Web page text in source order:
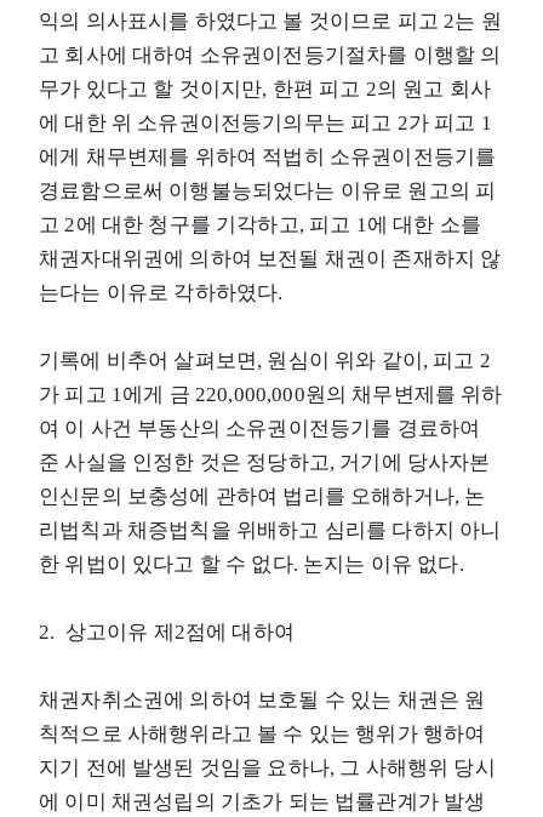
익의 의사표시를 하였다고 볼 것이므로 피고 2는 원
고 회사에 대하여 소유권이전등기절차를 이행할 의
무가 있다고 할 것이지만, 한편 피고 2의 원고 회사
에 대한 위 소유권이전등기의무는 피고 2가 피고 1
에게 채무변제를 위하여 적법히 소유권이전등기를
경료함으로써 이행불능되었다는 이유로 원고의 피
고 2에 대한 청구를 기각하고, 피고 1에 대한 소를
채권자대위권에 의하여 보전될 채권이 존재하지 않
는다는 이유로 각하하였다.
기록에 비추어 살펴보면, 원심이 위와 같이, 피고 2
가 피고 1에게 금 220,000,000원의 채무변제를 위하
여 이 사건 부동산의 소유권이전등기를 경료하여
준 사실을 인정한 것은 정당하고, 거기에 당사자본
인신문의 보충성에 관하여 법리를 오해하거나, 논
리법칙과 채증법칙을 위배하고 심리를 다하지 아니
한 위법이 있다고 할 수 없다. 논지는 이유 없다.
2. 상고이유 제2점에 대하여
채권자취소권에 의하여 보호될 수 있는 채권은 원
칙적으로 사해행위라고 볼 수 있는 행위가 행하여
지기 전에 발생된 것임을 요하나, 그 사해행위 당시
에 이미 채권성립의 기초가 되는 법률관계가 발생